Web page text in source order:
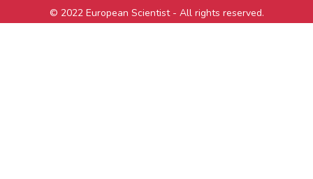
© 2022 European Scientist - All rights reserved.